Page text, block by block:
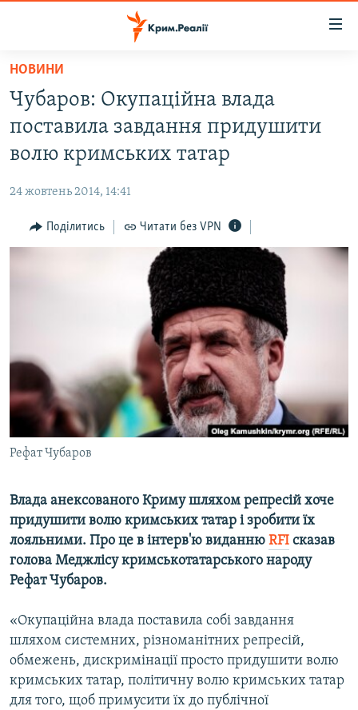
Перейти
основного
матеріалу
до
основної
Перейти
до
НОВИНИ
ВОДА.КРИМ
БЛОГИ
ПОГЛЯД
ВІДЕОУРОКИ «ELIFBE»
СВІДЧЕННЯ ОКУПАЦІЇ
УКРАЇНСЬКА ПРОБЛЕМА КРИМУ
ІНФОГРАФІКА
ЯК ОБІЙТИ БЛОКУВАННЯ
Русский
Qırımtatar
ДОЛУЧАЙСЯ!
Усі сайти RFE/RL
НОВИНИ
Чубаров: Окупаційна влада
поставила завдання придушити
волю кримських татар
24 жовтень 2014, 14:41
Поділитись Читати без VPN
Рефат Чубаров
Влада анексованого Криму шляхом репресій хоче
придушити волю кримських татар і зробити їх
лояльними. Про це в інтерв'ю виданню RFI сказав
голова Меджлісу кримськотатарського народу
Рефат Чубаров.
«Окупаційна влада поставила собі завдання
шляхом системних, різноманітних репресій,
обмежень, дискримінації просто придушити волю
кримських татар, політичну волю кримських татар
для того, щоб примусити їх до публічної